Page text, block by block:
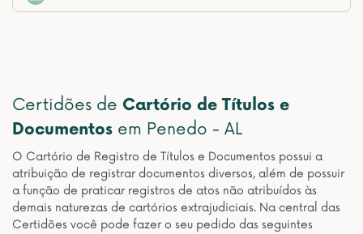
Certidões de Cartório de Títulos e
Documentos em Penedo - AL
O Cartório de Registro de Títulos e Documentos possui a
atribuição de registrar documentos diversos, além de possuir
a função de praticar registros de atos não atribuídos às
demais naturezas de cartórios extrajudiciais. Na central das
Certidões você pode fazer o seu pedido das seguintes